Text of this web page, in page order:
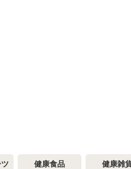
健康食品 健康雑